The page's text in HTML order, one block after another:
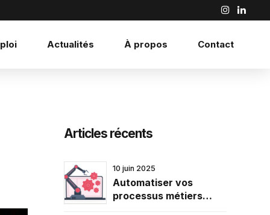
Actualités À propos Contact
Articles récents
10 juin 2025
Automatiser vos
processus métiers